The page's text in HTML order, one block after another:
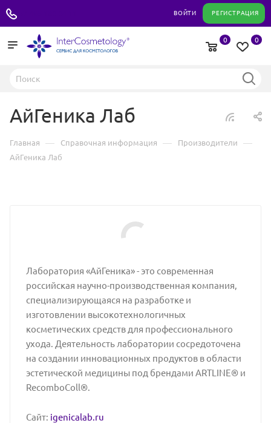
ВОЙТИ РЕГИСТРАЦИЯ
0
0
АйГеника Лаб
Главная — Справочная информация — Производители —
АйГеника Лаб
Лаборатория «АйГеника» - это современная
российская научно-производственная компания,
специализирующаяся на разработке и
изготовлении высокотехнологичных
косметических средств для профессионального
ухода. Деятельность лаборатории сосредоточена
на создании инновационных продуктов в области
эстетической медицины под брендами ARTLINE® и
RecomboColl®.
Сайт: igenicalab.ru